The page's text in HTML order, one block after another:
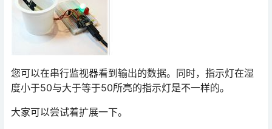
您可以在串行监视器看到输出的数据。同时，指示灯在湿
度小于50与大于等于50所亮的指示灯是不一样的。
大家可以尝试着扩展一下。